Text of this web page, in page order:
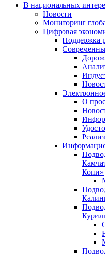
В национальных
Новости
Мониторинг
Цифровая
Поддержка
О
Копи»